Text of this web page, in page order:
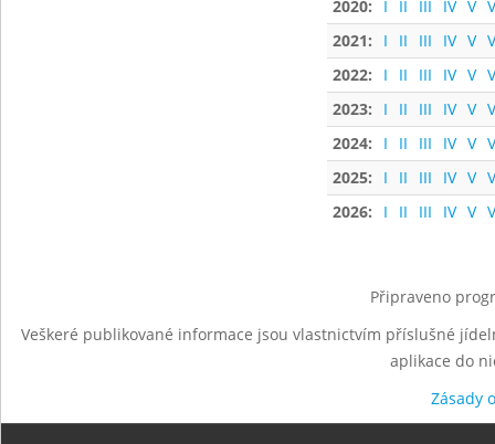
2020: I II III IV V
2021:
I II III IV V
2022:
I II III IV V
2023:
I II III IV V
2024:
I II III IV V
2025:
I II III IV V
2026:
I II III IV V
Připraveno
Veškeré publikované informace jsou vlastnictvím příslušné
aplikace do
Zásady